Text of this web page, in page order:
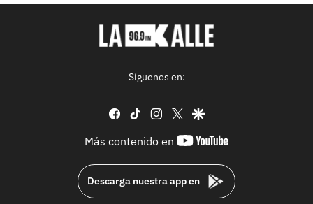
Síguenos en:
facebook
tiktok instagram
twittergoogle
Más contenido en
youtube-
Descarga nuestra app en